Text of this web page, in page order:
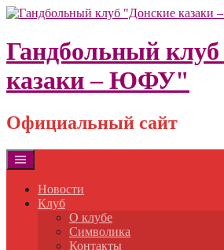
Skip
content
Гандбольный
казаки – ЮФУ"
Официальный сайт
Новости
Клуб
О клубе
Символика
Контакты